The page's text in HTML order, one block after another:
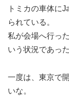
トミカの車体に
られている。
私が会場へ行っ
いう状況であった
一度は、東京で
いな。